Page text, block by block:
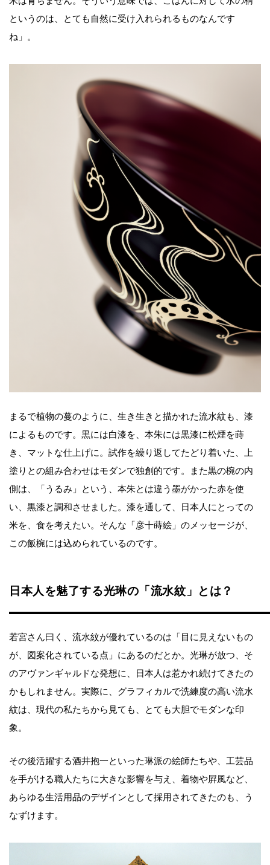
というのは、とても自然に受け入れられるものなんです
ね」。
まるで植物の蔓のように、生き生きと描かれた流水紋も、漆
によるものです。黒には白漆を、本朱には黒漆に松煙を蒔
き、マットな仕上げに。試作を繰り返してたどり着いた、上
塗りとの組み合わせはモダンで独創的です。また黒の椀の内
側は、「うるみ」という、本朱とは違う墨がかった赤を使
い、黒漆と調和させました。漆を通して、日本人にとっての
米を、食を考えたい。そんな「彦十蒔絵」のメッセージが、
この飯椀には込められているのです。
日本人を魅了する光琳の「流水紋」とは？
若宮さん曰く、流水紋が優れているのは「目に見えないもの
が、図案化されている点」にあるのだとか。光琳が放つ、そ
のアヴァンギャルドな発想に、日本人は惹かれ続けてきたの
かもしれません。実際に、グラフィカルで洗練度の高い流水
紋は、現代の私たちから見ても、とても大胆でモダンな印
象。
その後活躍する酒井抱一といった琳派の絵師たちや、工芸品
を手がける職人たちに大きな影響を与え、着物や屛風など、
あらゆる生活用品のデザインとして採用されてきたのも、う
なずけます。